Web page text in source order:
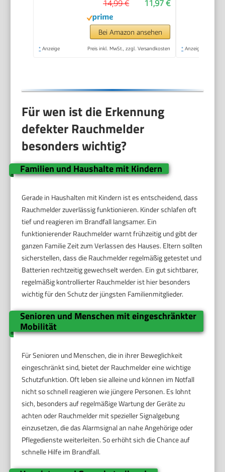
11,97 €
14,99 €
Bei Amazon ansehen
* Anzeige Preis inkl. MwSt., zzgl. Versandkosten * Anzeige
Für wen ist die Erkennung
defekter Rauchmelder
besonders wichtig?
Familien und Haushalte mit Kindern
Gerade in Haushalten mit Kindern ist es entscheidend, dass
Rauchmelder zuverlässig funktionieren. Kinder schlafen oft
tief und reagieren im Brandfall langsamer. Ein
funktionierender Rauchmelder warnt frühzeitig und gibt der
ganzen Familie Zeit zum Verlassen des Hauses. Eltern sollten
sicherstellen, dass die Rauchmelder regelmäßig getestet und
Batterien rechtzeitig gewechselt werden. Ein gut sichtbarer,
regelmäßig kontrollierter Rauchmelder ist hier besonders
wichtig für den Schutz der jüngsten Familienmitglieder.
Senioren und Menschen mit eingeschränkter
Mobilität
Für Senioren und Menschen, die in ihrer Beweglichkeit
eingeschränkt sind, bietet der Rauchmelder eine wichtige
Schutzfunktion. Oft leben sie alleine und können im Notfall
nicht so schnell reagieren wie jüngere Personen. Es lohnt
sich, besonders auf regelmäßige Wartung der Geräte zu
achten oder Rauchmelder mit spezieller Signalgebung
einzusetzen, die das Alarmsignal an nahe Angehörige oder
Pflegedienste weiterleiten. So erhöht sich die Chance auf
schnelle Hilfe im Brandfall.